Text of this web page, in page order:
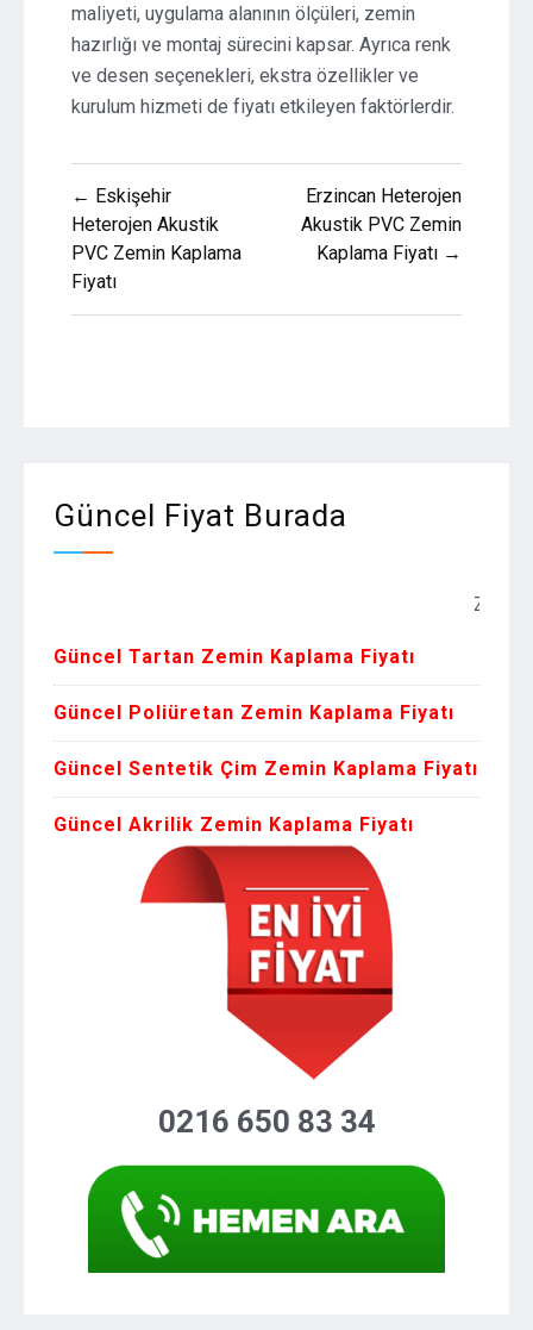
maliyeti, uygulama alanının ölçüleri, zemin
hazırlığı ve montaj sürecini kapsar. Ayrıca renk
ve desen seçenekleri, ekstra özellikler ve
kurulum hizmeti de fiyatı etkileyen faktörlerdir.
Yazı
gezinmesi
← Eskişehir
Heterojen Akustik
PVC Zemin Kaplama
Fiyatı
Erzincan Heterojen
Akustik PVC Zemin
Kaplama Fiyatı →
Güncel Fiyat Burada
Zemin
Güncel Tartan Zemin Kaplama Fiyatı
Güncel Poliüretan Zemin Kaplama Fiyatı
Güncel Sentetik Çim Zemin Kaplama Fiyatı
Güncel Akrilik Zemin Kaplama Fiyatı
0216 650 83 34